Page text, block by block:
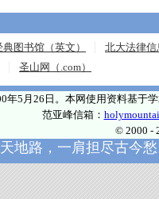
图书馆（英文）
北大法律信
圣山网（.com）
年5月26日。本网使用资料基于
范亚峰信箱：
© 2000 -
地路，一肩担尽古今